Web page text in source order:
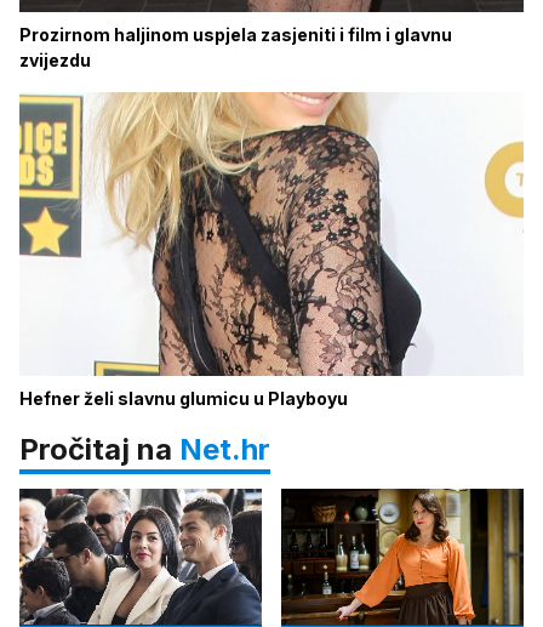
Prozirnom haljinom uspjela zasjeniti i film i glavnu
zvijezdu
Hefner želi slavnu glumicu u Playboyu
Pročitaj na Net.hr